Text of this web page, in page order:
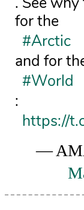
for the
#Arctic
and for
#World
:
https://
—